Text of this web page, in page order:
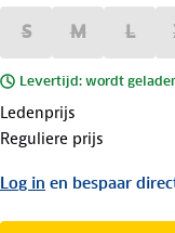
S M L
Levertijd: wordt
Ledenprijs
Reguliere prijs
Log in en bespaar